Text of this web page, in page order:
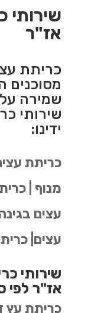
שירותי
אז"ר
כריתת
מסוכנים
שמירה על
שירותי
ידינו:
כריתת
מנוף |
עצים
עצים|
שירותי
אז"ר לפי
כריתת עץ